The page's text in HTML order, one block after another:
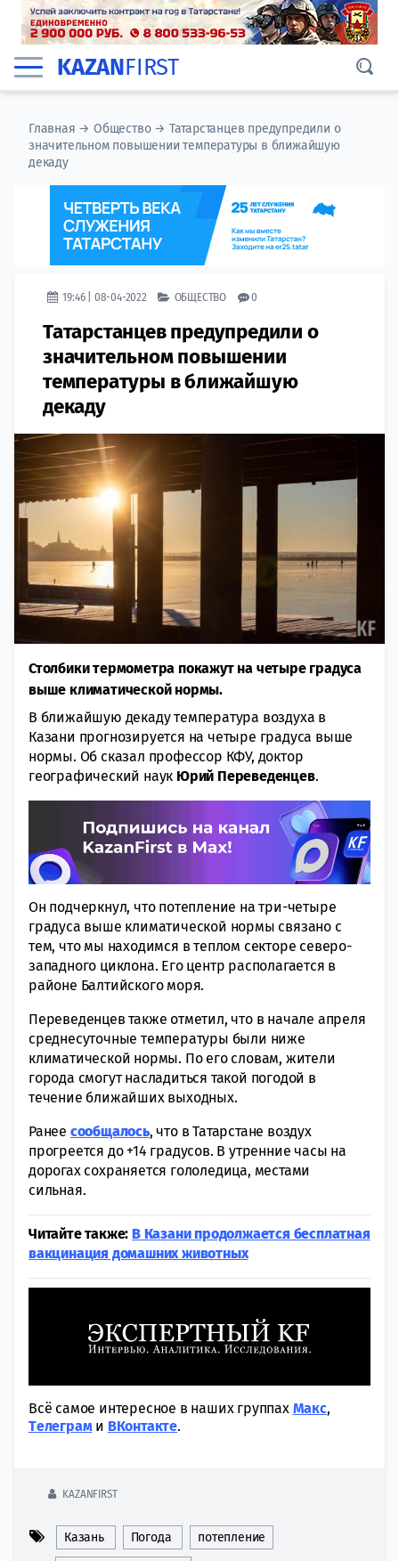
KAZANFIRST
Главная →Общество→ Татарстанцев предупредили о
значительном повышении температуры в ближайшую
декаду
19:46 | 08-04-2022 ОБЩЕСТВО 0
Татарстанцев предупредили о
значительном повышении
температуры в ближайшую
декаду
Столбики термометра покажут на четыре градуса
выше климатической нормы.
В ближайшую декаду температура воздуха в
Казани прогнозируется на четыре градуса выше
нормы. Об сказал профессор КФУ, доктор
географический наук Юрий Переведенцев.
Он подчеркнул, что потепление на три-четыре
градуса выше климатической нормы связано с
тем, что мы находимся в теплом секторе северо-
западного циклона. Его центр располагается в
районе Балтийского моря.
Переведенцев также отметил, что в начале апреля
среднесуточные температуры были ниже
климатической нормы. По его словам, жители
города смогут насладиться такой погодой в
течение ближайших выходных.
Ранее сообщалось, что в Татарстане воздух
прогреется до +14 градусов. В утренние часы на
дорогах сохраняется гололедица, местами
сильная.
Читайте также: В Казани продолжается бесплатная
вакцинация домашних животных
Всё самое интересное в наших группах Макс,
Tелеграми ВКонтакте.
KAZANFIRST
Казань Погода потепление